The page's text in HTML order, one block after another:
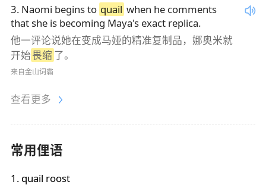
3. Naomi begins to quail when he comments
that she is becoming Maya's exact replica.
他一评论说她在变成马娅的精准复制品，娜奥米就
开始畏缩 了。
来自金山词霸
查看更多
常用俚语
1 . quail roost